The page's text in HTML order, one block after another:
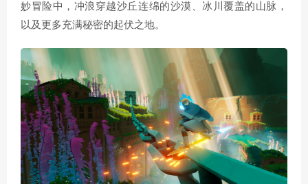
妙冒险中，冲浪穿越沙丘连绵的沙漠、冰川覆盖的山脉，
以及更多充满秘密的起伏之地。